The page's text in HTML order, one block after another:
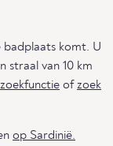
badplaats komt. U
straal van 10 km
zoekfunctie ofzoek
op Sardinië.